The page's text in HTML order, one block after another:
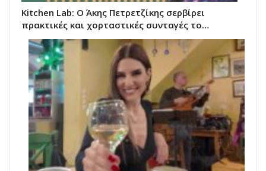
Kitchen Lab: Ο Άκης Πετρετζίκης σερβίρει
πρακτικές και χορταστικές συνταγές το…